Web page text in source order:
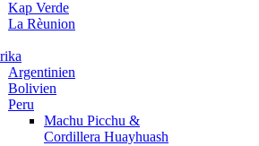
Kap Verde
La Rèunion
Argentinien
Bolivien
Peru
Machu Picchu &
Cordillera Huayhuash